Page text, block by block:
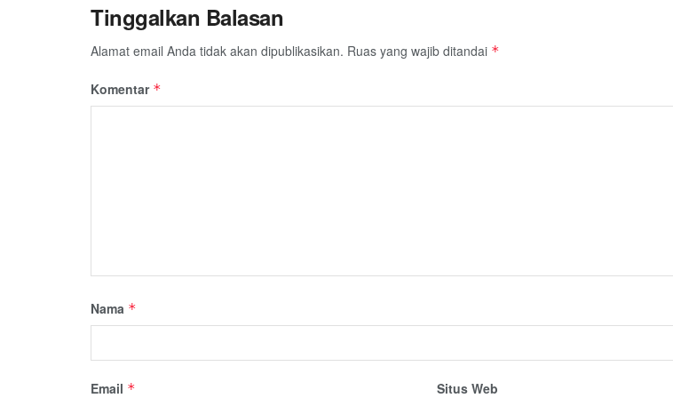
Tinggalkan Balasan
Alamat email Anda tidak akan dipublikasikan. Ruas yang wajib ditandai *
Komentar *
Nama *
Email * Situs Web